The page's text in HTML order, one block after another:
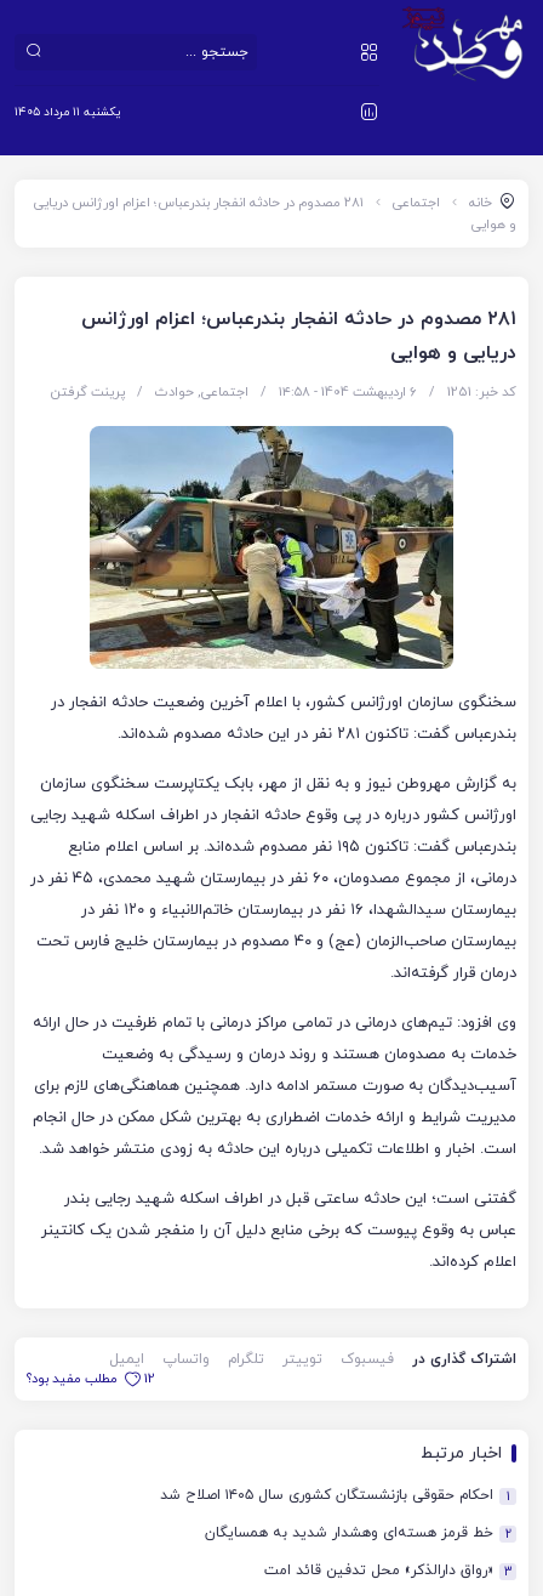
یکشنبه ۱۱ مرداد ۱۴۰۵
خانه اجتماعی
۲۸۱ مصدوم در حادثه انفجار بندرعباس؛ اعزام اورژانس دریایی
و هوایی
۲۸۱ مصدوم در حادثه انفجار بندرعباس؛ اعزام اورژانس
دریایی و هوایی
کد خبر: 1251 / 6 اردیبهشت 1404 - ۱۴:۵۸ / اجتماعی, حوادث / پرینت گرفتن
سخنگوی سازمان اورژانس کشور، با اعلام آخرین وضعیت حادثه انفجار در
بندرعباس گفت: تاکنون ۲۸۱ نفر در این حادثه مصدوم شده‌اند.
به گزارش مهروطن نیوز و به نقل از مهر، بابک یکتاپرست سخنگوی سازمان
اورژانس کشور درباره در پی وقوع حادثه انفجار در اطراف اسکله شهید رجایی
بندرعباس گفت: تاکنون ۱۹۵ نفر مصدوم شده‌اند. بر اساس اعلام منابع
درمانی، از مجموع مصدومان، ۶۰ نفر در بیمارستان شهید محمدی، ۴۵ نفر در
بیمارستان سیدالشهدا، ۱۶ نفر در بیمارستان خاتم‌الانبیاء و ۱۲۰ نفر در
بیمارستان صاحب‌الزمان (عج) و ۴۰ مصدوم در بیمارستان خلیج فارس تحت
درمان قرار گرفته‌اند.
وی افزود: تیم‌های درمانی در تمامی مراکز درمانی با تمام ظرفیت در حال ارائه
خدمات به مصدومان هستند و روند درمان و رسیدگی به وضعیت
آسیب‌دیدگان به صورت مستمر ادامه دارد. همچنین هماهنگی‌های لازم برای
مدیریت شرایط و ارائه خدمات اضطراری به بهترین شکل ممکن در حال انجام
است. اخبار و اطلاعات تکمیلی درباره این حادثه به زودی منتشر خواهد شد.
گفتنی است؛ این حادثه ساعتی قبل در اطراف اسکله شهید رجایی بندر
عباس به وقوع پیوست که برخی منابع دلیل آن را منفجر شدن یک کانتینر
اعلام کرده‌اند.
اشتراک گذاری در فیسبوک توییتر تلگرام واتساپ
ایمیل
12
مطلب مفید بود؟
اخبار مرتبط
1 احکام حقوقی بازنشستگان کشوری سال ۱۴۰۵ اصلاح شد
2 خط قرمز هسته‌ای وهشدار شدید به همسایگان
3 «رواق دارالذکر» محل تدفین قائد امت